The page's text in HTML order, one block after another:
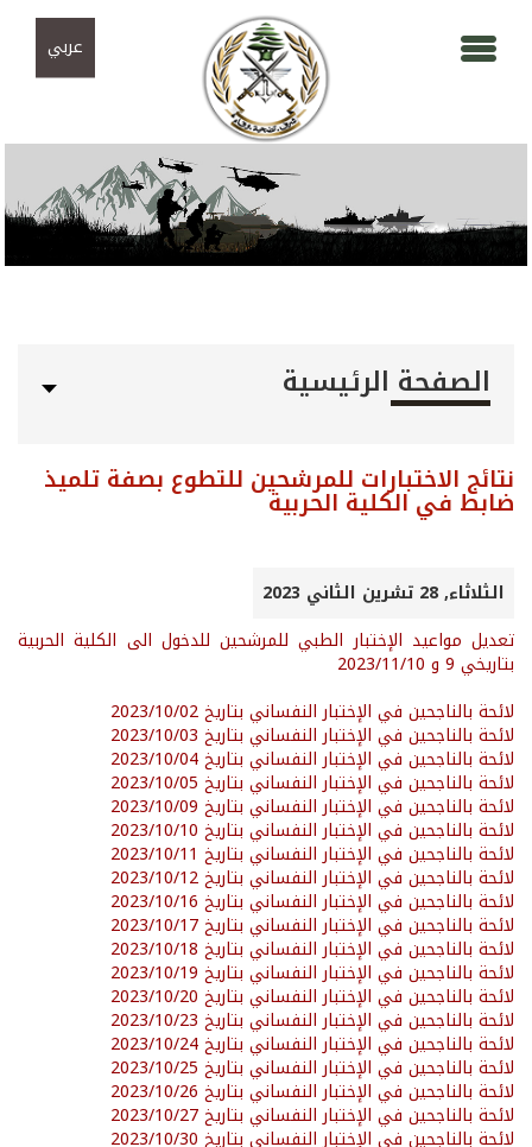
عربي
الصفحة الرئيسية
نتائج الاختبارات للمرشحين للتطوع بصفة تلميذ
ضابط في الكلية الحربية
الثلاثاء, 28 تشرين الثاني 2023
تعديل مواعيد الإختبار الطبي للمرشحين للدخول الى الكلية الحربية
بتاريخي 9 و 2023/11/10
لائحة بالناجحين في الإختبار النفساني بتاريخ 2023/10/02
لائحة بالناجحين في الإختبار النفساني بتاريخ 2023/10/03
لائحة بالناجحين في الإختبار النفساني بتاريخ 2023/10/04
لائحة بالناجحين في الإختبار النفساني بتاريخ 2023/10/05
لائحة بالناجحين في الإختبار النفساني بتاريخ 2023/10/09
لائحة بالناجحين في الإختبار النفساني بتاريخ 2023/10/10
لائحة بالناجحين في الإختبار النفساني بتاريخ 2023/10/11
لائحة بالناجحين في الإختبار النفساني بتاريخ 2023/10/12
لائحة بالناجحين في الإختبار النفساني بتاريخ 2023/10/16
لائحة بالناجحين في الإختبار النفساني بتاريخ 2023/10/17
لائحة بالناجحين في الإختبار النفساني بتاريخ 2023/10/18
لائحة بالناجحين في الإختبار النفساني بتاريخ 2023/10/19
لائحة بالناجحين في الإختبار النفساني بتاريخ 2023/10/20
لائحة بالناجحين في الإختبار النفساني بتاريخ 2023/10/23
لائحة بالناجحين في الإختبار النفساني بتاريخ 2023/10/24
لائحة بالناجحين في الإختبار النفساني بتاريخ 2023/10/25
لائحة بالناجحين في الإختبار النفساني بتاريخ 2023/10/26
لائحة بالناجحين في الإختبار النفساني بتاريخ 2023/10/27
لائحة بالناجحين في الإختبار النفساني بتاريخ 2023/10/30